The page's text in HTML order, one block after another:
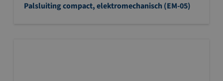
Palsluiting compact, elektromechanisch (EM-05)